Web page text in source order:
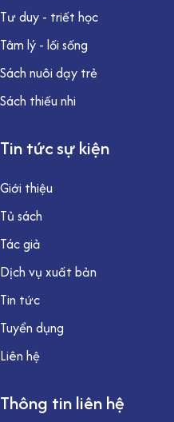
Tư duy - triết học
Tâm lý - lối sống
Sách nuôi dạy trẻ
Sách thiếu nhi
Tin tức sự kiện
Giới thiệu
Tủ sách
Tác giả
Dịch vụ xuất bản
Tin tức
Tuyển dụng
Liên hệ
Thông tin liên hệ